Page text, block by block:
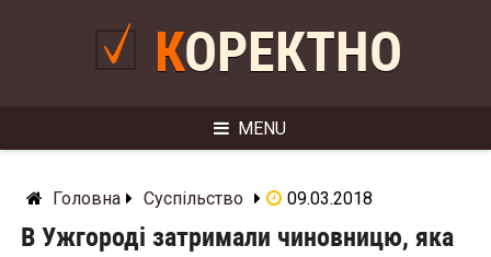
КОРЕКТНО
MENU
Головна Суспільство 09.03.2018
В Ужгороді затримали чиновницю, яка